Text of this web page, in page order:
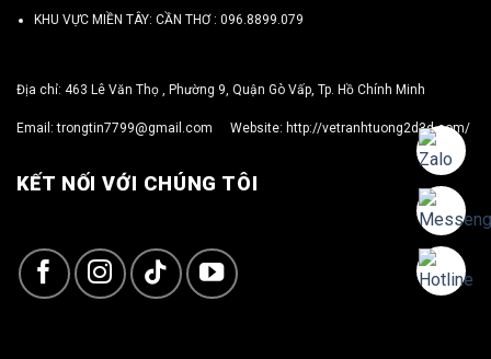
KHU VỰC MIỀN TÂY: CẦN THƠ : 096.8899.079
Địa chỉ: 463 Lê Văn Thọ , Phường 9, Quận Gò Vấp, Tp. Hồ Chính Minh
Email:trongtin7799@gmail.com Website: http://vetranhtuong2d3d.com/
KẾT NỐI VỚI CHÚNG TÔI